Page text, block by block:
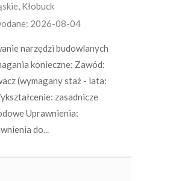
Kłobuck
2026-08-04
narzędzi budowlanych
konieczne: Zawód:
(wymagany staż - lata:
zasadnicze
Uprawnienia:
do...